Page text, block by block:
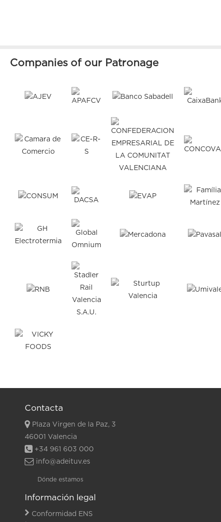
Companies of our Patronage
Contacta
Plaza Virgen de la Paz, 3
46001 Valencia
+34 961 603 000
info@adeituv.es
Dónde estamos
Información legal
Conformidad ENS